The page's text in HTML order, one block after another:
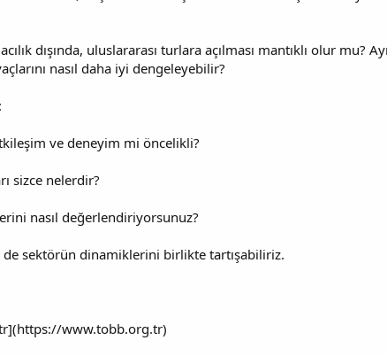
dışında, uluslararası turlara açılması mantıklı olur mu?
nasıl daha iyi dengeleyebilir?
ve deneyim mi öncelikli?
sizce nelerdir?
nasıl değerlendiriyorsunuz?
sektörün dinamiklerini birlikte tartışabiliriz.
www.tobb.org.tr)